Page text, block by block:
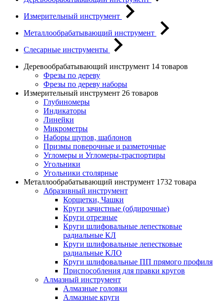
Измерительный инструмент
Металлообрабатывающий инструмент
Слесарные инструменты
Деревообрабатывающий инструмент 14 товаров
Фрезы по дереву
Фрезы по дереву наборы
Измерительный инструмент 26 товаров
Глубиномеры
Индикаторы
Линейки
Микрометры
Наборы щупов, шаблонов
Призмы поверочные и разметочные
Угломеры и Угломеры-траспортиры
Угольники
Угольники столярные
Металлообрабатывающий инструмент 1732 товара
Абразивный инструмент
Корщетки, Чашки
Круги зачистные (обдирочные)
Круги отрезные
Круги шлифовальные лепестковые
радиальные КЛ
Круги шлифовальные лепестковые
радиальные КЛО
Круги шлифовальные ПП прямого профиля
Приспособления для правки кругов
Алмазный инструмент
Алмазные головки
Алмазные круги